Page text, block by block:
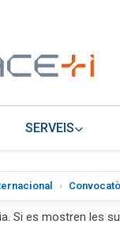
SERVEIS
Si es mostren les